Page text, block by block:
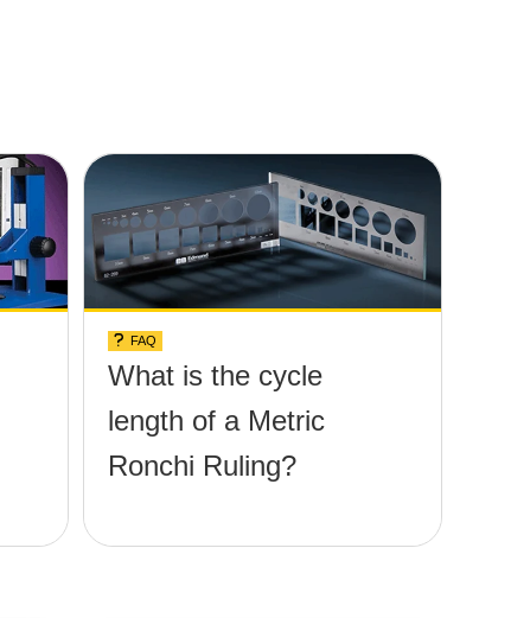
FAQ
What is the cycle
length of a Metric
Ronchi Ruling?